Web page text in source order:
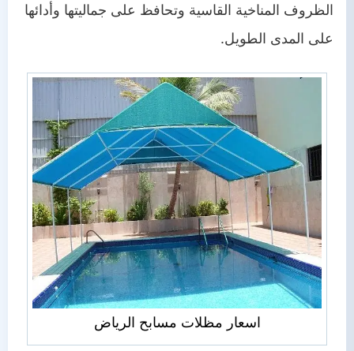
الظروف المناخية القاسية وتحافظ على جماليتها وأدائها
على المدى الطويل.
اسعار مظلات مسابح الرياض